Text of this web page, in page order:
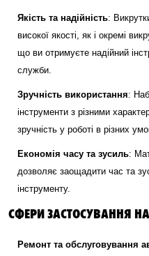
Якість та надійність:
високої якості, як і окремі
що ви отримуєте надійний
служби.
Зручність використання:
інструменти з різними
зручність у роботі в різних
Економія часу та зусиль:
дозволяє заощадити час та
інструменту.
СФЕРИ ЗАСТОСУВАННЯ
Ремонт та обслуговування